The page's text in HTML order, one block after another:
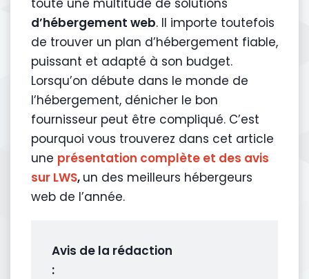
d’hébergement web. Il importe toutefois
de trouver un plan d’hébergement fiable,
puissant et adapté à son budget.
Lorsqu’on débute dans le monde de
l’hébergement, dénicher le bon
fournisseur peut être compliqué. C’est
pourquoi vous trouverez dans cet article
une présentation complète et des avis
sur LWS, un des meilleurs hébergeurs
web de l’année.
Avis de la rédaction
: